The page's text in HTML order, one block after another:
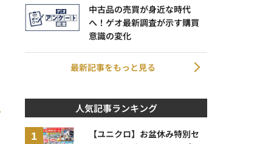
中古品の売買が身近な時代
へ！ゲオ最新調査が示す購買
意識の変化
最新記事をもっと見る
人気記事ランキング
【ユニクロ】お盆休み特別セ